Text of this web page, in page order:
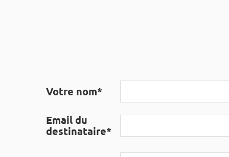
Votre nom*
Email du
destinataire*